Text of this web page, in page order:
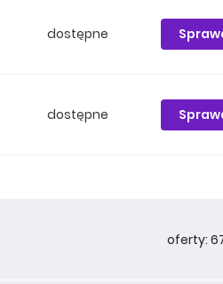
dostępne
dostępne
oferty: